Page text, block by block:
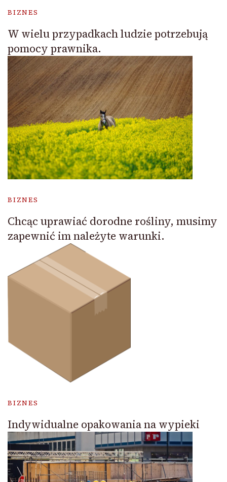
BIZNES
W wielu przypadkach ludzie potrzebują
pomocy prawnika.
BIZNES
Chcąc uprawiać dorodne rośliny, musimy
zapewnić im należyte warunki.
BIZNES
Indywidualne opakowania na wypieki